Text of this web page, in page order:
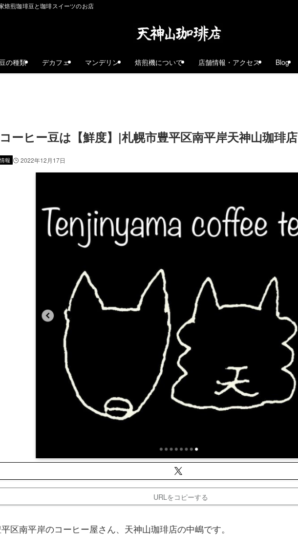
焙煎珈琲豆と珈琲スイーツのお店
の種類 デカフェ マンデリン 焙煎機について 店舗情報・アクセス Blog
コーヒー豆は【鮮度】|札幌市豊平区南平岸天神山珈琲店
報 2022年12月17日
URLをコピーする
区南平岸のコーヒー屋さん、天神山珈琲店の中嶋です。